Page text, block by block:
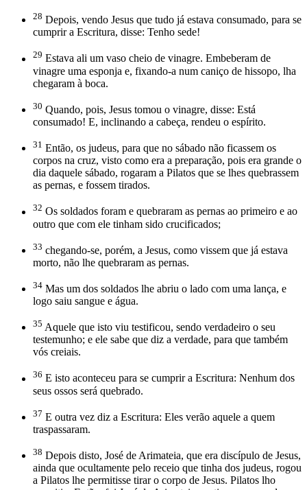
28 Depois, vendo Jesus que tudo já estava consumado, para se
cumprir a Escritura, disse: Tenho sede!
29 Estava ali um vaso cheio de vinagre. Embeberam de
vinagre uma esponja e, fixando-a num caniço de hissopo, lha
chegaram à boca.
30 Quando, pois, Jesus tomou o vinagre, disse: Está
consumado! E, inclinando a cabeça, rendeu o espírito.
31 Então, os judeus, para que no sábado não ficassem os
corpos na cruz, visto como era a preparação, pois era grande o
dia daquele sábado, rogaram a Pilatos que se lhes quebrassem
as pernas, e fossem tirados.
32 Os soldados foram e quebraram as pernas ao primeiro e ao
outro que com ele tinham sido crucificados;
33 chegando-se, porém, a Jesus, como vissem que já estava
morto, não lhe quebraram as pernas.
34 Mas um dos soldados lhe abriu o lado com uma lança, e
logo saiu sangue e água.
35 Aquele que isto viu testificou, sendo verdadeiro o seu
testemunho; e ele sabe que diz a verdade, para que também
vós creiais.
36 E isto aconteceu para se cumprir a Escritura: Nenhum dos
seus ossos será quebrado.
37 E outra vez diz a Escritura: Eles verão aquele a quem
traspassaram.
38 Depois disto, José de Arimateia, que era discípulo de Jesus,
ainda que ocultamente pelo receio que tinha dos judeus, rogou
a Pilatos lhe permitisse tirar o corpo de Jesus. Pilatos lho